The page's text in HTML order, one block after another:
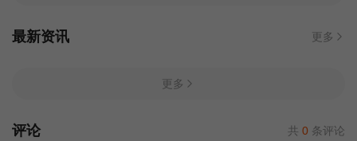
最新资讯 更多
更多
评论 共 0 条评论